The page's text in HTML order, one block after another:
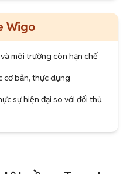
Wigo
môi trường còn hạn chế
cơ bản, thực dụng
sự hiện đại so với đối thủ